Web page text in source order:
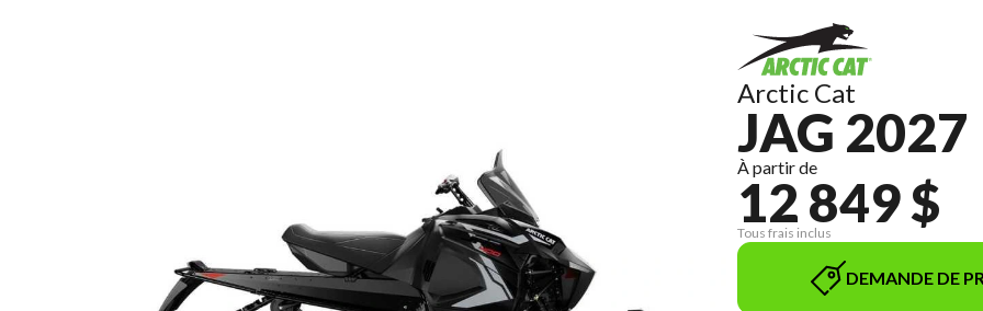
Arctic Cat
JAG 2027
À partir de
12 849 $
Tous frais inclus
DEMANDE DE